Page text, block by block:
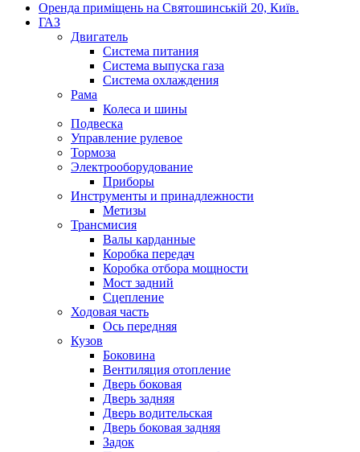
Оренда приміщень на Святошинській 20, Київ.
ГАЗ
Двигатель
Система питания
Система выпуска газа
Система охлаждения
Рама
Колеса и шины
Подвеска
Управление рулевое
Тормоза
Электрооборудование
Приборы
Инструменты и принадлежности
Метизы
Трансмисия
Валы карданные
Коробка передач
Коробка отбора мощности
Мост задний
Сцепление
Ходовая часть
Ось передняя
Кузов
Боковина
Вентиляция отопление
Дверь боковая
Дверь задняя
Дверь водительская
Дверь боковая задняя
Задок